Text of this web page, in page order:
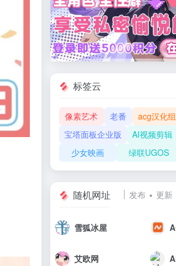
标签云
像素艺术 老番 acg汉化组
宝塔面板企业版
AI视频剪辑
少女映画
绿联UGOS
随机网址 发布 更新
雪狐冰屋
艾欧网